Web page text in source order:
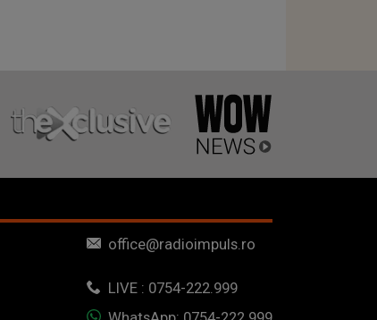
office@radioimpuls.ro
LIVE : 0754-222.999